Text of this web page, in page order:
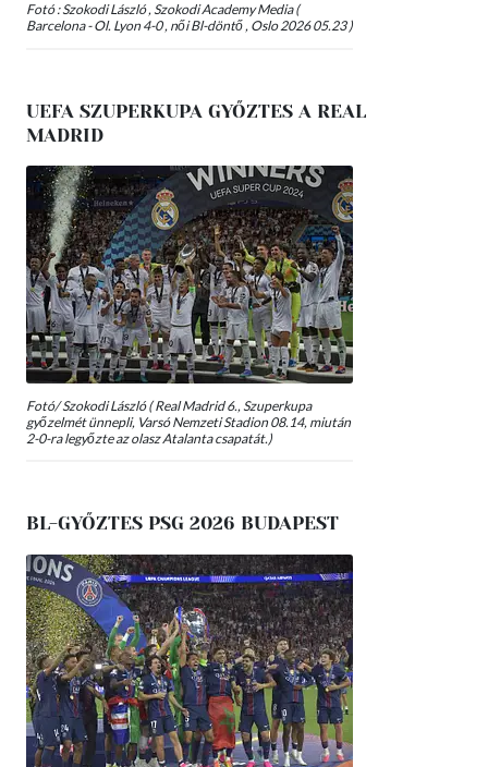
Fotó : Szokodi László , Szokodi Academy Media (
Barcelona - Ol. Lyon 4-0 , női Bl-döntő , Oslo 2026 05.23 )
UEFA SZUPERKUPA GYŐZTES A REAL
MADRID
Fotó/ Szokodi László ( Real Madrid 6., Szuperkupa
győzelmét ünnepli, Varsó Nemzeti Stadion 08.14, miután
2-0-ra legyőzte az olasz Atalanta csapatát.)
BL-GYŐZTES PSG 2026 BUDAPEST